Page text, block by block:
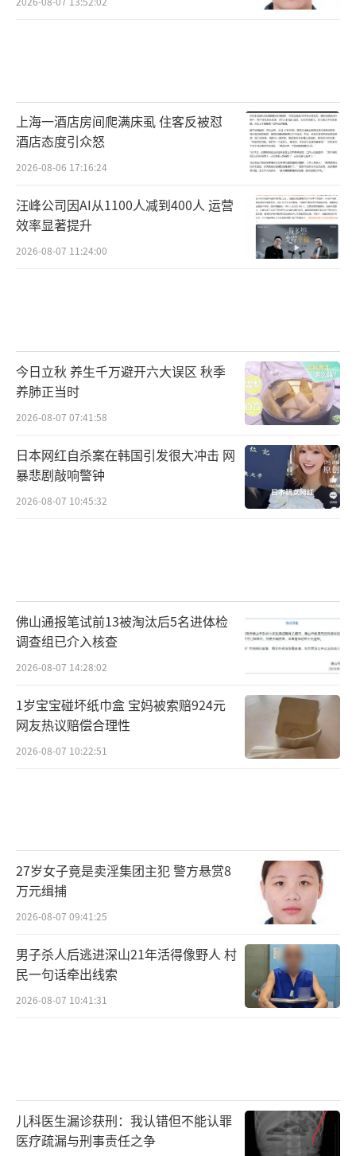
上海一酒店房间爬满床虱 住客反被怼
酒店态度引众怒
2026-08-06 17:16:24
汪峰公司因AI从1100人减到400人 运营
效率显著提升
2026-08-07 11:24:00
今日立秋 养生千万避开六大误区 秋季
养肺正当时
2026-08-07 07:41:58
日本网红自杀案在韩国引发很大冲击 网
暴悲剧敲响警钟
2026-08-07 10:45:32
佛山通报笔试前13被淘汰后5名进体检
调查组已介入核查
2026-08-07 14:28:02
1岁宝宝碰坏纸巾盒 宝妈被索赔924元
网友热议赔偿合理性
2026-08-07 10:22:51
27岁女子竟是卖淫集团主犯 警方悬赏8
万元缉捕
2026-08-07 09:41:25
男子杀人后逃进深山21年活得像野人 村
民一句话牵出线索
2026-08-07 10:41:31
儿科医生漏诊获刑：我认错但不能认罪
医疗疏漏与刑事责任之争